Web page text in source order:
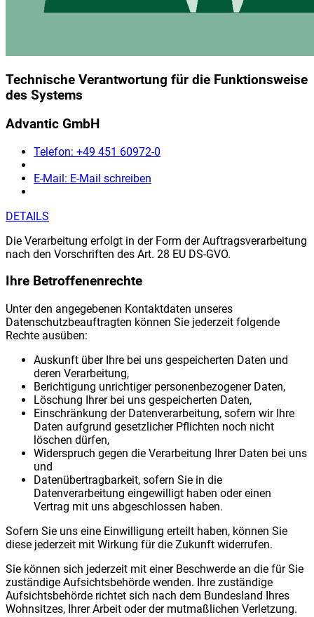
Technische Verantwortung für die Funktionsweise
des Systems
Advantic GmbH
Telefon: +49 451 60972-0
E-Mail: E-Mail schreiben
DETAILS
Die Verarbeitung erfolgt in der Form der Auftragsverarbeitung
nach den Vorschriften des Art. 28 EU DS-GVO.
Ihre Betroffenenrechte
Unter den angegebenen Kontaktdaten unseres
Datenschutzbeauftragten können Sie jederzeit folgende
Rechte ausüben:
Auskunft über Ihre bei uns gespeicherten Daten und
deren Verarbeitung,
Berichtigung unrichtiger personenbezogener Daten,
Löschung Ihrer bei uns gespeicherten Daten,
Einschränkung der Datenverarbeitung, sofern wir Ihre
Daten aufgrund gesetzlicher Pflichten noch nicht
löschen dürfen,
Widerspruch gegen die Verarbeitung Ihrer Daten bei uns
und
Datenübertragbarkeit, sofern Sie in die
Datenverarbeitung eingewilligt haben oder einen
Vertrag mit uns abgeschlossen haben.
Sofern Sie uns eine Einwilligung erteilt haben, können Sie
diese jederzeit mit Wirkung für die Zukunft widerrufen.
Sie können sich jederzeit mit einer Beschwerde an die für Sie
zuständige Aufsichtsbehörde wenden. Ihre zuständige
Aufsichtsbehörde richtet sich nach dem Bundesland Ihres
Wohnsitzes, Ihrer Arbeit oder der mutmaßlichen Verletzung.